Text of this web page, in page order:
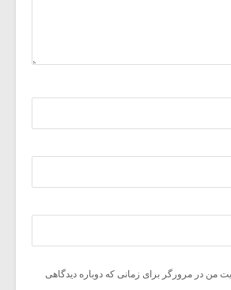
من در مرورگر برای زمانی که دوباره دیدگاهی